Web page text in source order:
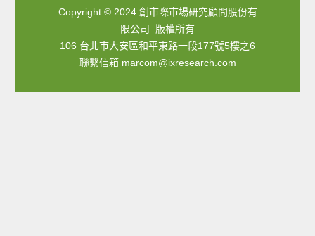
Copyright © 2024 創市際市場研究顧問股份有
限公司. 版權所有
106 台北市大安區和平東路一段177號5樓之6
聯繫信箱 marcom@ixresearch.com